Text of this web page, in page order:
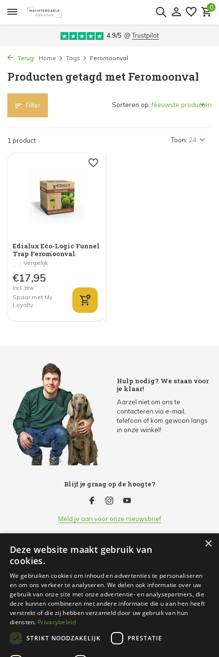
0
4.9/5 @Trustpilot
Terug Home Tags Feromoonval
Producten getagd met Feromoonval
Filter
1 product Toon:
Sorteren op:
Edialux Eco-Logic Funnel
Trap Feromoonval
Buxusmottenval
Vergelijk
€17,95
Incl. btw
Spaar met My
Loyalty
Hulp nodig? We staan voor
je klaar!
Aarzel niet om ons te
contacteren via e-mail,
telefoon of kom gewoon langs
in onze winkel!
Blijf je graag op de hoogte?
Meld je aan voor onze nieuwsbrief
Klantenservice
Openingsuren
Informatie
Contact
×
Deze website maakt gebruik van
cookies.
We gebruiken cookies om inhoud en advertenties te personaliseren
en om ons verkeer te analyseren. We delen ook informatie over uw
gebruik van onze site met onze advertentie- en analysepartners, die
deze kunnen combineren met andere informatie die u aan hen heeft
verstrekt of die zij hebben verzameld door uw gebruik van hun
diensten. Privacybeleid
STRIKT NOODZAKELIJK
PRESTATIE